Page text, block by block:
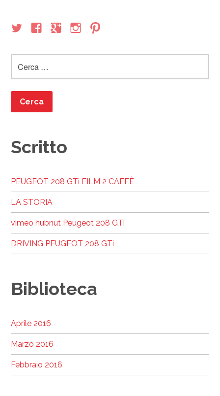
per:
Scritto
PEUGEOT 208 GTi FILM 2 CAFFÈ
LA STORIA
vimeo hubnut Peugeot 208 GTi
DRIVING PEUGEOT 208 GTi
Biblioteca
Aprile 2016
Marzo 2016
Febbraio 2016